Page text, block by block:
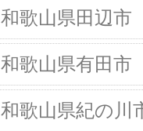
和歌山県田辺市
和歌山県有田市
和歌山県紀の川